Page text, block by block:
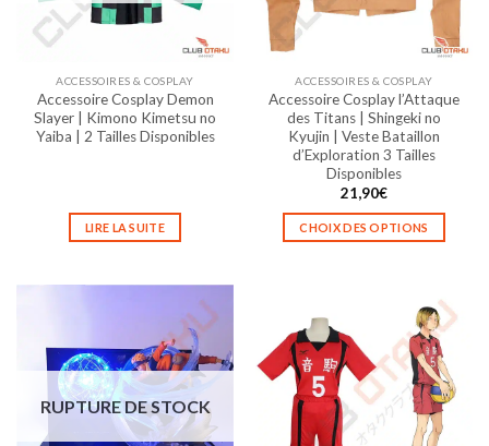
ACCESSOIRES & COSPLAY
Accessoire Cosplay Demon
Slayer | Kimono Kimetsu no
Yaiba | 2 Tailles Disponibles
LIRE LA SUITE
ACCESSOIRES & COSPLAY
Accessoire Cosplay l’Attaque
des Titans | Shingeki no
Kyujin | Veste Bataillon
d’Exploration 3 Tailles
Disponibles
21,90€
CHOIX DES OPTIONS
plusieurs
variations.
Les
options
peuvent
être
RUPTURE DE STOCK